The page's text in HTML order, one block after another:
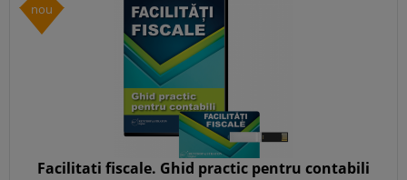
nou
Facilitati fiscale. Ghid practic pentru contabili